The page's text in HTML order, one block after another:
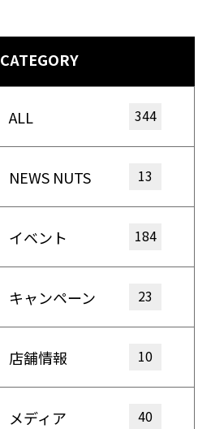
CATEGORY
ALL 344
NEWS NUTS 13
イベント 184
キャンペーン 23
店舗情報 10
メディア 40